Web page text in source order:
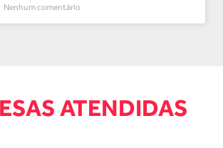
Nenhum comentário
ATENDIDAS